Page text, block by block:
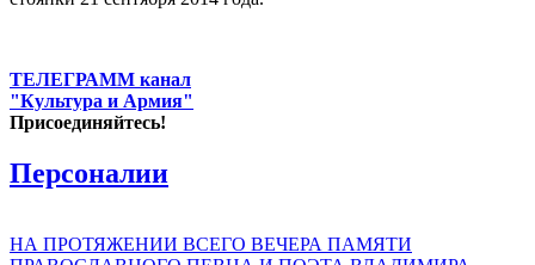
ТЕЛЕГРАММ канал
"Культура и Армия"
Присоединяйтесь!
Персоналии
НА ПРОТЯЖЕНИИ ВСЕГО ВЕЧЕРА ПАМЯТИ